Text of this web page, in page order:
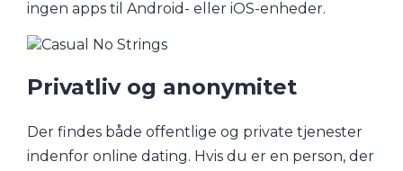
ingen apps til Android- eller iOS-enheder.
Privatliv og anonymitet
Der findes både offentlige og private tjenester
indenfor online dating. Hvis du er en person, der